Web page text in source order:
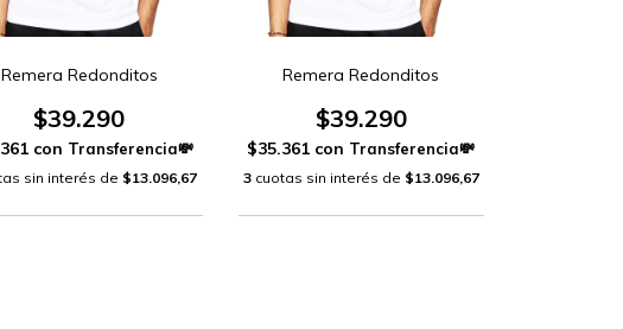
Remera Redonditos
$39.290
con
sin interés de $13.096,67
Remera Redonditos
$39.290
$35.361 con
3 cuotas sin interés de $13.096,67